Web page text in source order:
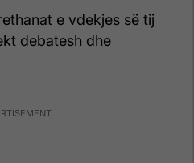
e vdekjes së tij
debatesh dhe